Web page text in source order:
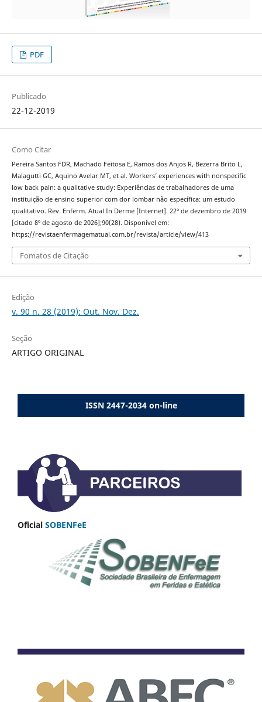
PDF
Publicado
22-12-2019
Como Citar
Pereira Santos FDR, Machado Feitosa E, Ramos dos Anjos R, Bezerra Brito L,
Malagutti GC, Aquino Avelar MT, et al. Workers’ experiences with nonspecific
low back pain: a qualitative study: Experiências de trabalhadores de uma
instituição de ensino superior com dor lombar não específica: um estudo
qualitativo. Rev. Enferm. Atual In Derme [Internet]. 22º de dezembro de 2019
[citado 8º de agosto de 2026];90(28). Disponível em:
https://revistaenfermagematual.com.br/revista/article/view/413
Fomatos de Citação
Edição
v. 90 n. 28 (2019): Out. Nov. Dez.
Seção
ARTIGO ORIGINAL
ISSN 2447-2034 on-line
Oficial SOBENFeE